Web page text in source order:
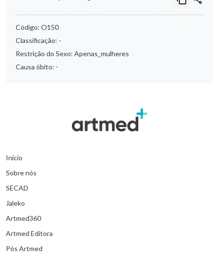
Código: O150
Classificação: -
Restrição do Sexo: Apenas_mulheres
Causa óbito: -
Início
Sobre nós
SECAD
Jaleko
Artmed360
Artmed Editora
Pós Artmed